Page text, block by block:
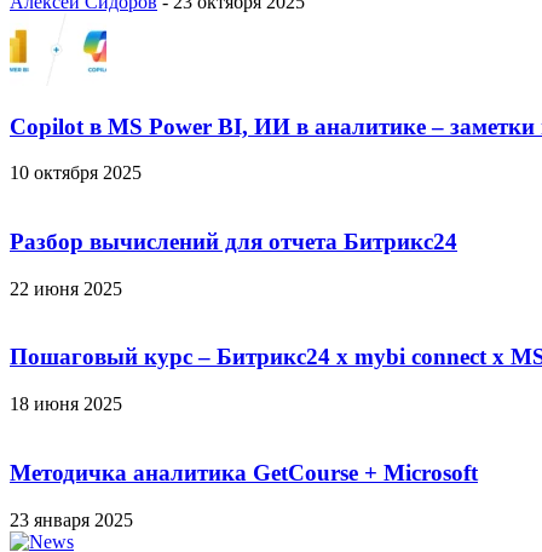
Copilot в MS Power BI, ИИ в аналитике – заметки
10 октября 2025
Разбор вычислений для отчета Битрикс24
22 июня 2025
Пошаговый курс – Битрикс24 х mybi connect х
18 июня 2025
Методичка аналитика GetCourse + Microsoft
23 января 2025